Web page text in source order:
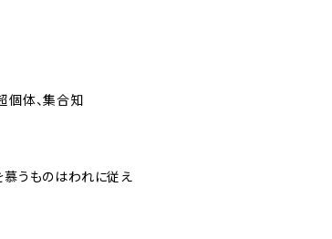
個体、集合知
慕うものはわれに従え